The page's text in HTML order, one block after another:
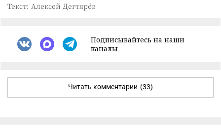
Текст: Алексей Дегтярёв
Подписывайтесь на наши
каналы
Читать комментарии (33)